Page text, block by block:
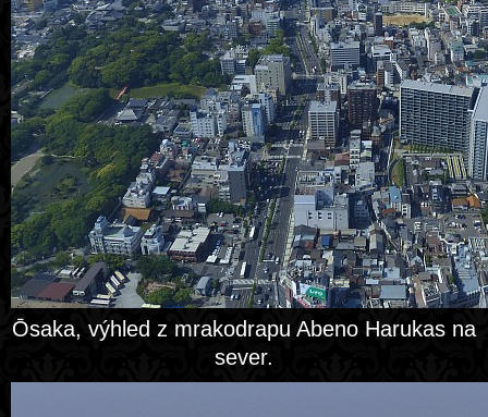
Ōsaka, výhled z mrakodrapu Abeno Harukas na
sever.